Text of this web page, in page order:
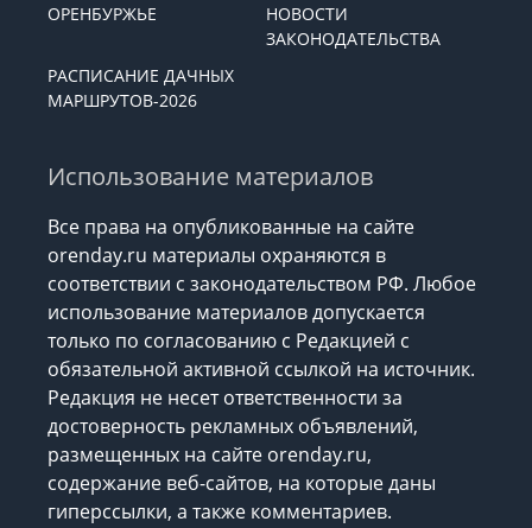
ОРЕНБУРЖЬЕ
НОВОСТИ
ЗАКОНОДАТЕЛЬСТВА
РАСПИСАНИЕ ДАЧНЫХ
МАРШРУТОВ-2026
Использование материалов
Все права на опубликованные на сайте
orenday.ru материалы охраняются в
соответствии с законодательством РФ. Любое
использование материалов допускается
только по согласованию с Редакцией с
обязательной активной ссылкой на источник.
Редакция не несет ответственности за
достоверность рекламных объявлений,
размещенных на сайте orenday.ru,
содержание веб-сайтов, на которые даны
гиперссылки, а также комментариев.